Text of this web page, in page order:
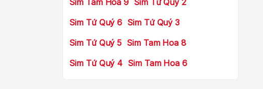
Sim Tam Hoa 9 Sim Tứ Quý 2
Sim Tứ Quý 6 Sim Tứ Quý 3
Sim Tứ Quý 5 Sim Tam Hoa 8
Sim Tứ Quý 4 Sim Tam Hoa 6